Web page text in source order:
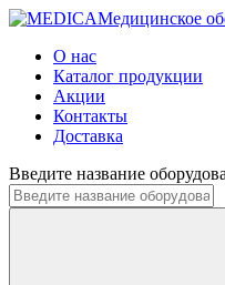
Медицинское
О нас
Каталог продукции
Акции
Контакты
Доставка
Введите название